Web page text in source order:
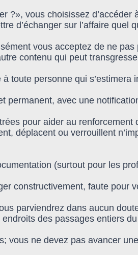
?», vous choisissez
d’échanger sur l’affaire quel
vous acceptez de ne
contenu qui peut
toute personne qui s’estimera
avec une
pour aider au renforcement
déplacent ou verrouillent
(surtout pour les
constructivement, faute pour
parviendrez dans aucun
des passages entiers
vous ne devez pas avancer